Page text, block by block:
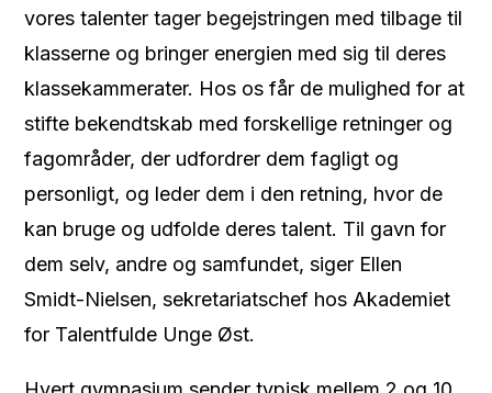
vores talenter tager begejstringen med tilbage til
klasserne og bringer energien med sig til deres
klassekammerater. Hos os får de mulighed for at
stifte bekendtskab med forskellige retninger og
fagområder, der udfordrer dem fagligt og
personligt, og leder dem i den retning, hvor de
kan bruge og udfolde deres talent. Til gavn for
dem selv, andre og samfundet, siger Ellen
Smidt-Nielsen, sekretariatschef hos Akademiet
for Talentfulde Unge Øst.